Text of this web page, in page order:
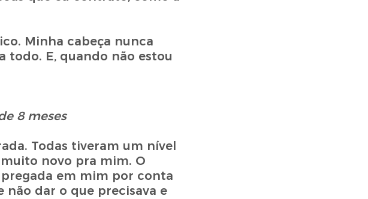
Minha cabeça nunca
todo. E, quando não estou
8 meses
Todas tiveram um nível
novo pra mim. O
em mim por conta
dar o que precisava e